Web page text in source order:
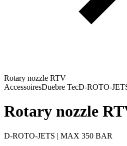
Rotary nozzle RTV
AccessoiresDuebre TecD-ROTO-
Rotary nozzle
D-ROTO-JETS | MAX 350 BAR